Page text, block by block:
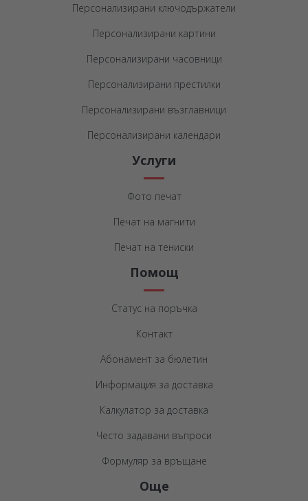
Персонализирани ключодържатели
Персонализирани картини
Персонализирани часовници
Персонализирани престилки
Персонализирани възглавници
Персонализирани календари
Услуги
Фото печат
Печат на магнити
Печат на тениски
Помощ
Статус на поръчка
Контакт
Абонамент за бюлетин
Информация за доставка
Калкулатор за доставка
Често задавани въпроси
Формуляр за връщане
Още